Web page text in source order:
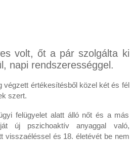
volt, őt a pár szolgálta ki
napi rendszerességgel.
végzett értékesítésből közel két és fél
szert.
felügyelet alatt álló nőt és a más
új pszichoaktív anyaggal való,
visszaéléssel és 18. életévét be nem